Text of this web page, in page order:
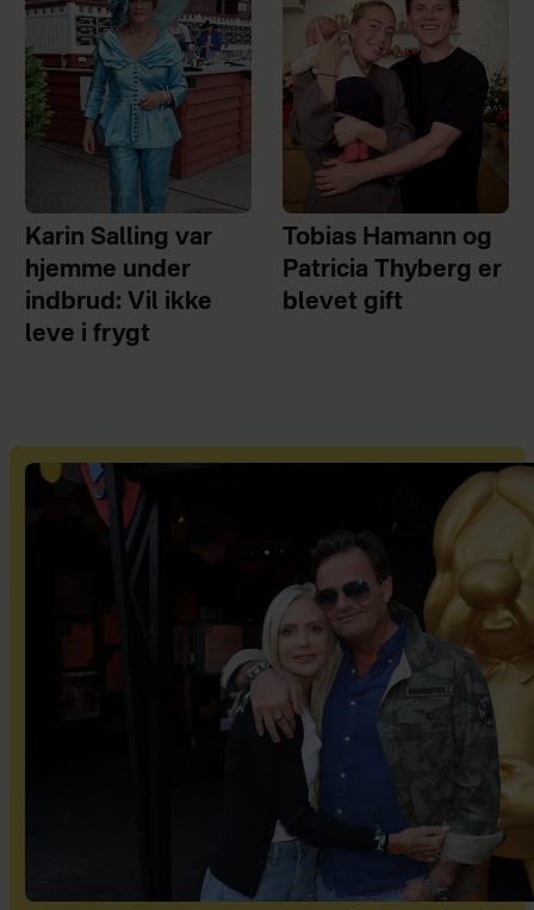
Karin Salling var
hjemme under
indbrud: Vil ikke
leve i frygt
Tobias Hamann og
Patricia Thyberg er
blevet gift